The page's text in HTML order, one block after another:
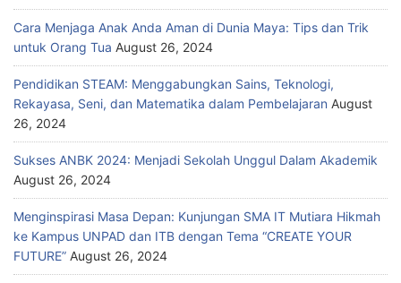
Cara Menjaga Anak Anda Aman di Dunia Maya: Tips dan Trik
untuk Orang Tua August 26, 2024
Pendidikan STEAM: Menggabungkan Sains, Teknologi,
Rekayasa, Seni, dan Matematika dalam Pembelajaran August
26, 2024
Sukses ANBK 2024: Menjadi Sekolah Unggul Dalam Akademik
August 26, 2024
Menginspirasi Masa Depan: Kunjungan SMA IT Mutiara Hikmah
ke Kampus UNPAD dan ITB dengan Tema “CREATE YOUR
FUTURE” August 26, 2024